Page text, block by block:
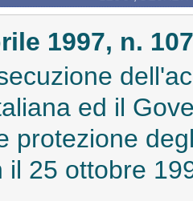
1997, n. 107
ed il
protezione
il 25 ottobre